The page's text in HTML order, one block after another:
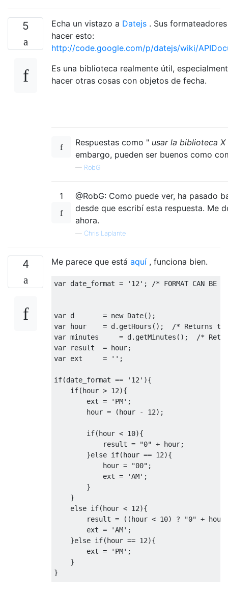
5 Echa un vistazo a Datejs . Sus
hacer esto:
http://code.google.com/p/datejs/wiki/
Es una biblioteca realmente útil,
hacer otras cosas con objetos de fecha.
Respuestas como " usar la biblioteca X
embargo, pueden ser buenos como
— RobG
1
@RobG: Como puede ver, ha pasado
desde que escribí esta respuesta. Me
ahora.
— Chris Laplante
4 Me parece que está aquí , funciona bien.
var date_format = '12' ; /* FORMAT CAN
var d = new Date();
var hour = d. getHours ();
/* Returns
var minutes = d. getMinutes ();
/*
var result = hour;
var ext = '' ;
if(date_format == '12' ){
if(hour > 12){
        ext
= 'PM' ;
        hour
= (hour - 12);
if(hour < 10){
            result
= "0" + hour;
}else if(hour == 12){
            hour
= "00" ;
            ext
= 'AM' ;
}
}
else if(hour < 12){
        result
= ((hour < 10) ? "0" +
        ext
= 'AM' ;
}else if(hour == 12){
        ext
= 'PM' ;
}
}